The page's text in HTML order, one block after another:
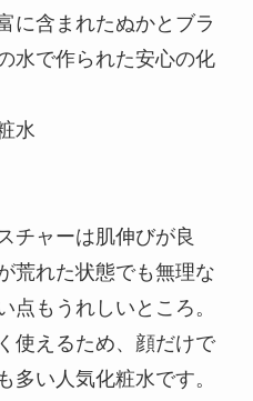
に含まれたぬかとブラ
水で作られた安心の化
水
チャーは肌伸びが良
荒れた状態でも無理な
点もうれしいところ。
使えるため、顔だけで
多い人気化粧水です。